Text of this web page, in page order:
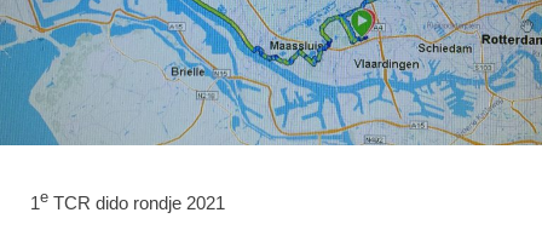
1e TCR dido rondje 2021